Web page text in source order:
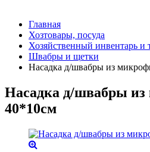
Главная
Хозтовары, посуда
Хозяйственный инвентарь и
Швабры и щетки
Насадка д/швабры из
Насадка д/швабры
40*10см